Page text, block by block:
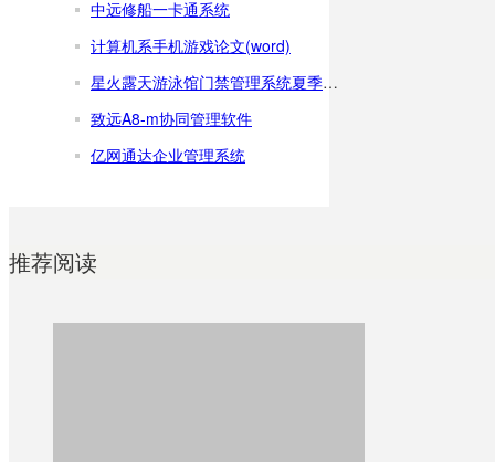
中远修船一卡通系统
计算机系手机游戏论文(word)
星火露天游泳馆门禁管理系统夏季游泳馆收银软件
致远A8-m协同管理软件
亿网通达企业管理系统
推荐阅读